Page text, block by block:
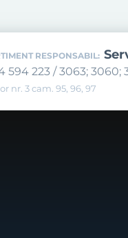
RESPONSABIL:
594 223 / 3063; 3060;
nr. 3 cam. 95, 96, 97